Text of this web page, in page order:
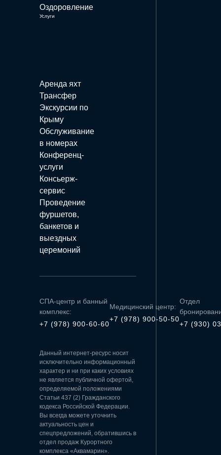
Оздоровление
Услуги
Аренда яхт
Трансфер
Экскурсии по
Крыму
Обслуживание
в номерах
Конференц-
услуги
Консьерж-
сервис
Проведение
фуршетов,
банкетов и
выездных
церемоний
СПА-центр и банный
комплекс:
+7 (978) 900-60-60
Медицинский центр:
+7 (978) 900-50-50
Отдел
+7 (930)
Данный интернет-ресурс носит
исключительно информационный
характер и ни при каких условиях
не является публичной офертой,
определяемой положениями
Статьи 437 (2) Гражданского
кодекса Российской Федерации.
Вы всегда можете уточнить
актуальность цен и
спецпредложений, обратившись в
отдел продаж Курортного
комплекса «Аквамарин».